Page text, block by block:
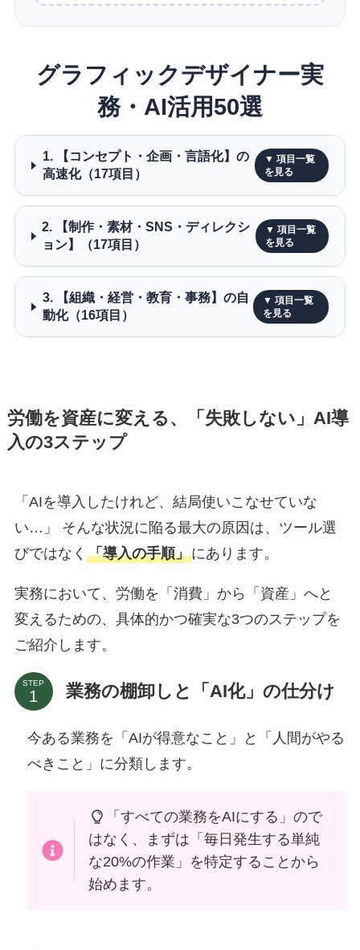
グラフィックデザイナー実
務・AI活用50選
1. 【コンセプト・企画・言語化】の
高速化（17項目）
2. 【制作・素材・SNS・ディレクシ
ョン】（17項目）
3. 【組織・経営・教育・事務】の自
動化（16項目）
労働を資産に変える、「失敗しない」AI導
入の3ステップ
「AIを導入したけれど、結局使いこなせていな
い…」 そんな状況に陥る最大の原因は、ツール選
びではなく 「導入の手順」にあります。
実務において、労働を「消費」から「資産」へと
変えるための、具体的かつ確実な3つのステップを
ご紹介します。
STEP 業務の棚卸しと「AI化」の仕分け
今ある業務を「AIが得意なこと」と「人間がやる
べきこと」に分類します。
「すべての業務をAIにする」ので
はなく、まずは「毎日発生する単純
な20%の作業」を特定することから
始めます。